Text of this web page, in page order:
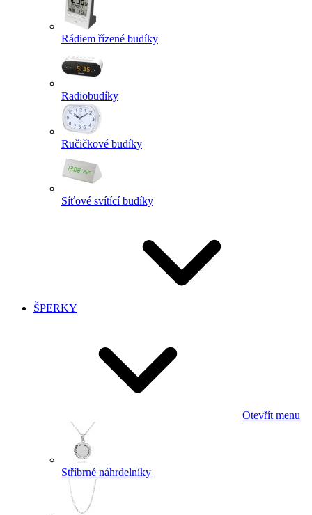
Rádiem řízené budíky
Radiobudíky
Ručičkové budíky
Síťové svítící budíky
ŠPERKY
Otevřít menu
Stříbrné náhrdelníky